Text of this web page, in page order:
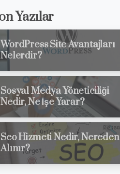
Yazılar
WordPress Site Avantajları
Nelerdir?
Sosyal Medya Yöneticiliği
Nedir, Ne İşe Yarar?
Seo Hizmeti Nedir, Nereden
Alınır?